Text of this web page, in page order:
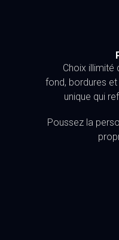
Choix illimité
fond, bordures
unique qui
Poussez la